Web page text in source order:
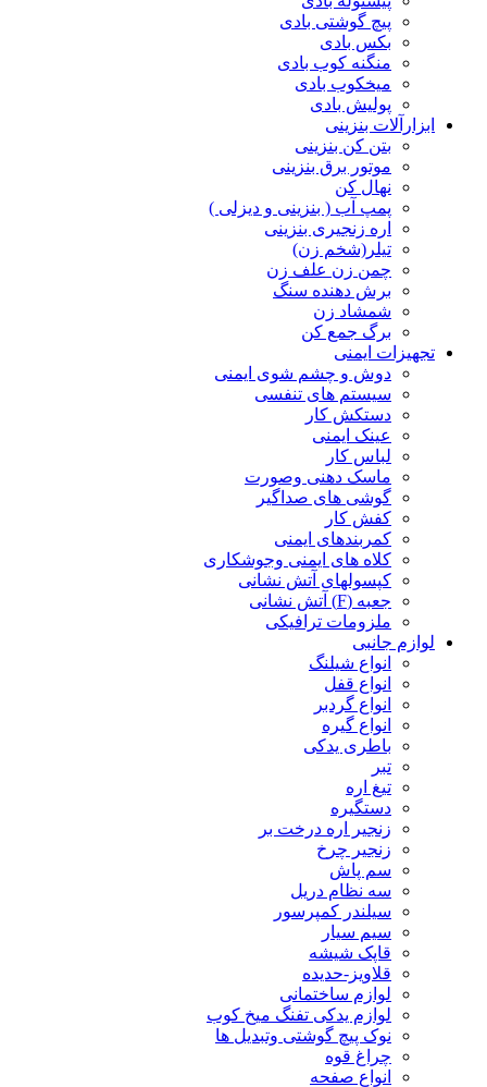
پیچ گوشتی بادی
بکس بادی
منگنه کوب بادی
میخکوب بادی
پولیش بادی
ابزارآلات بنزینی
بتن کن بنزینی
موتور برق بنزینی
نهال کن
پمپ آب ( بنزینی و دیزلی )
اره زنجیری بنزینی
تیلر(شخم زن)
چمن زن علف زن
برش دهنده سنگ
شمشاد زن
برگ جمع کن
تجهیزات ایمنی
دوش و چشم شوی ایمنی
سیستم های تنفسی
دستکش کار
عینک ایمنی
لباس کار
ماسک دهنی وصورت
گوشی های صداگیر
کفش کار
کمربندهای ایمنی
کلاه های ایمنی وجوشکاری
کپسولهای آتش نشانی
جعبه (F) آتش نشانی
ملزومات ترافیکی
لوازم جانبی
انواع شیلنگ
انواع قفل
انواع گردبر
انواع گیره
باطری یدکی
تبر
تیغ اره
دستگیره
زنجیر اره درخت بر
زنجیر چرخ
سم پاش
سه نظام دریل
سیلندر کمپرسور
سیم سیار
قاپک شیشه
قلاویز-حدیده
لوازم ساختمانی
لوازم یدکی تفنگ میخ کوب
نوک پیچ گوشتی وتبدیل ها
چراغ قوه
انواع صفحه